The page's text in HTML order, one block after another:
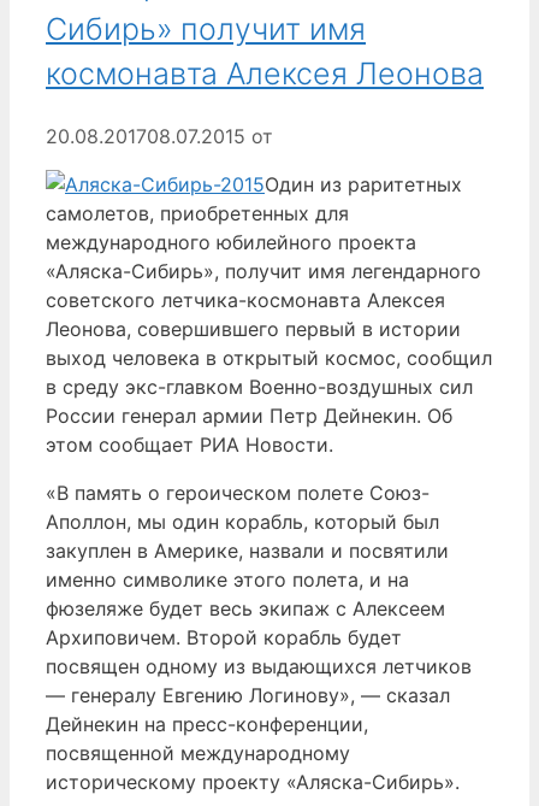
Сибирь» получит имя
космонавта Алексея Леонова
20.08.201708.07.2015 от
Один из раритетных
самолетов, приобретенных для
международного юбилейного проекта
«Аляска-Сибирь», получит имя легендарного
советского летчика-космонавта Алексея
Леонова, совершившего первый в истории
выход человека в открытый космос, сообщил
в среду экс-главком Военно-воздушных сил
России генерал армии Петр Дейнекин. Об
этом сообщает РИА Новости.
«В память о героическом полете Союз-
Аполлон, мы один корабль, который был
закуплен в Америке, назвали и посвятили
именно символике этого полета, и на
фюзеляже будет весь экипаж с Алексеем
Архиповичем. Второй корабль будет
посвящен одному из выдающихся летчиков
— генералу Евгению Логинову», — сказал
Дейнекин на пресс-конференции,
посвященной международному
историческому проекту «Аляска-Сибирь».